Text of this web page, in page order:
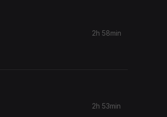
2h 58min
2h 53min